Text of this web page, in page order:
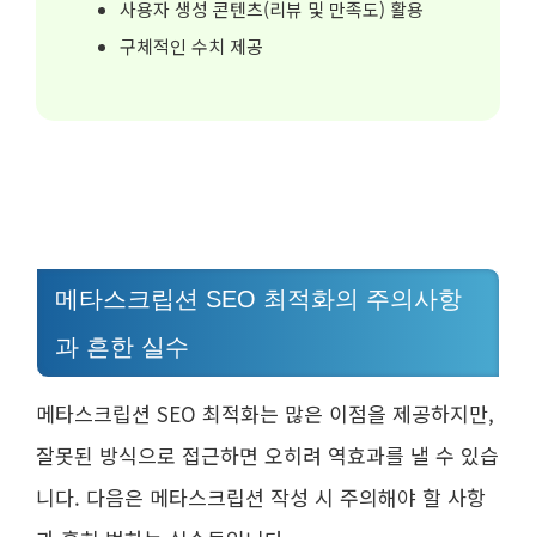
사용자 생성 콘텐츠(리뷰 및 만족도) 활용
구체적인 수치 제공
메타스크립션 SEO 최적화의 주의사항
과 흔한 실수
메타스크립션 SEO 최적화는 많은 이점을 제공하지만,
잘못된 방식으로 접근하면 오히려 역효과를 낼 수 있습
니다. 다음은 메타스크립션 작성 시 주의해야 할 사항